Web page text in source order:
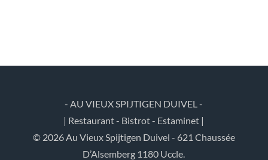
- AU VIEUX SPIJTIGEN DUIVEL -
| Restaurant - Bistrot - Estaminet |
© 2026 Au Vieux Spijtigen Duivel - 621 Chaussée
D’Alsemberg 1180 Uccle.